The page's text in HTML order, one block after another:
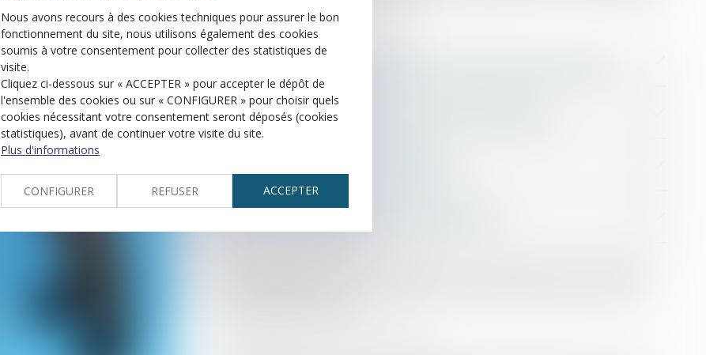
1. Accepter trop rapidement l’offre de l’assurance
2. Sous-estimer l’impact réel de l’accident
Nous avons recours à des cookies techniques pour assurer le bon
fonctionnement du site, nous utilisons également des cookies
soumis à votre consentement pour collecter des statistiques de
visite.
Cliquez ci-dessous sur « ACCEPTER » pour accepter le dépôt de
l'ensemble des cookies ou sur « CONFIGURER » pour choisir quels
cookies nécessitant votre consentement seront déposés (cookies
statistiques), avant de continuer votre visite du site.
Plus d'informations
CONFIGURER REFUSER ACCEPTER